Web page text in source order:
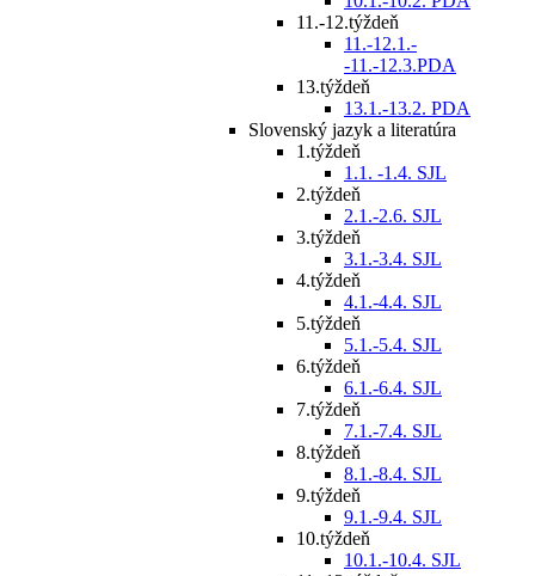
11.-12.týždeň
11.-12.1.-
-11.-12.3.PDA
13.týždeň
13.1.-13.2. PDA
Slovenský jazyk a literatúra
1.týždeň
1.1. -1.4. SJL
2.týždeň
2.1.-2.6. SJL
3.týždeň
3.1.-3.4. SJL
4.týždeň
4.1.-4.4. SJL
5.týždeň
5.1.-5.4. SJL
6.týždeň
6.1.-6.4. SJL
7.týždeň
7.1.-7.4. SJL
8.týždeň
8.1.-8.4. SJL
9.týždeň
9.1.-9.4. SJL
10.týždeň
10.1.-10.4. SJL